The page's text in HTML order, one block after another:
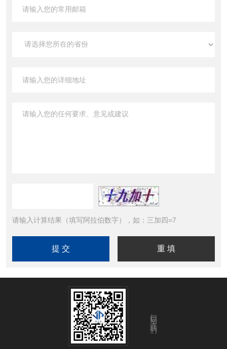
请输入计算结果（填写阿拉伯数字），如：三加四=7
扫码关注我们